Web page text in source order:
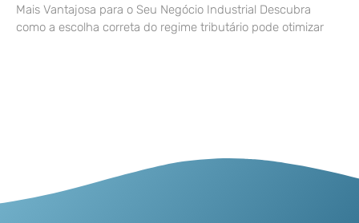
Mais Vantajosa para o Seu Negócio Industrial Descubra
como a escolha correta do regime tributário pode otimizar